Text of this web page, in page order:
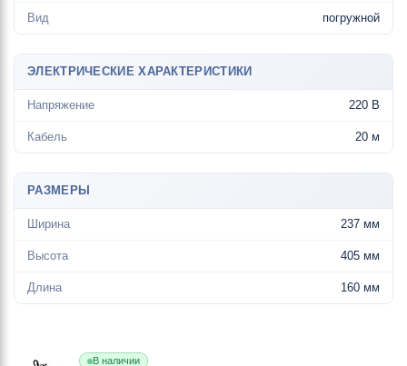
Вид погружной
ЭЛЕКТРИЧЕСКИЕ ХАРАКТЕРИСТИКИ
Напряжение 220 В
Кабель 20 м
РАЗМЕРЫ
Ширина 237 мм
Высота 405 мм
Длина 160 мм
В наличии